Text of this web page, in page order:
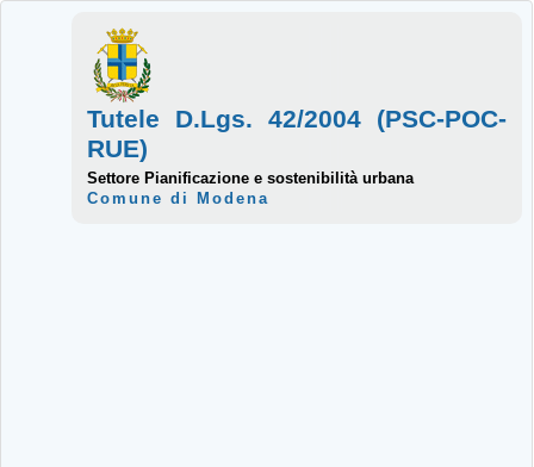
Tutele D.Lgs. 42/2004 (PSC-POC-
RUE)
Settore Pianificazione e sostenibilità urbana
Comune di Modena